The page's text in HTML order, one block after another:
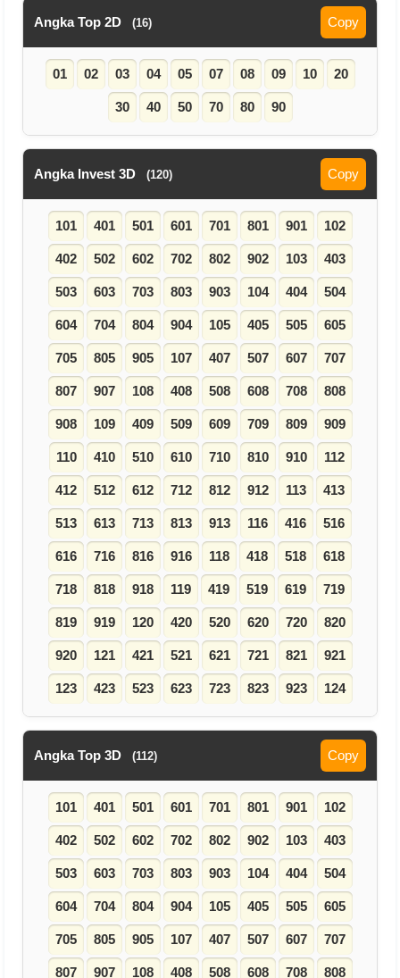
Angka Top 2D (16) Copy
01 02 03 04 05 07 08 09 10 20
30 40 50 70 80 90
Angka Invest 3D (120) Copy
101 401 501 601 701 801 901 102
402 502 602 702 802 902 103 403
503 603 703 803 903 104 404 504
604 704 804 904 105 405 505 605
705 805 905 107 407 507 607 707
807 907 108 408 508 608 708 808
908 109 409 509 609 709 809 909
110 410 510 610 710 810 910 112
412 512 612 712 812 912 113 413
513 613 713 813 913 116 416 516
616 716 816 916 118 418 518 618
718 818 918 119 419 519 619 719
819 919 120 420 520 620 720 820
920 121 421 521 621 721 821 921
123 423 523 623 723 823 923 124
Angka Top 3D (112) Copy
101 401 501 601 701 801 901 102
402 502 602 702 802 902 103 403
503 603 703 803 903 104 404 504
604 704 804 904 105 405 505 605
705 805 905 107 407 507 607 707
807 907 108 408 508 608 708 808